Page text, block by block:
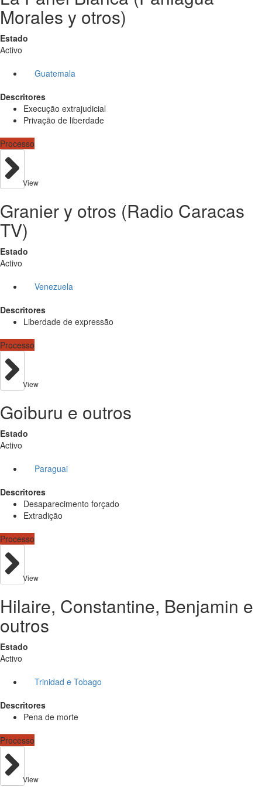
Morales y otros)
Estado
Activo
Guatemala
Descritores
Execução extrajudicial
Privação de liberdade
Processo
View
Granier y otros (Radio Caracas
TV)
Estado
Activo
Venezuela
Descritores
Liberdade de expressão
Processo
View
Goiburu e outros
Estado
Activo
Paraguai
Descritores
Desaparecimento forçado
Extradição
Processo
View
Hilaire, Constantine, Benjamin e
outros
Estado
Activo
Trinidad e Tobago
Descritores
Pena de morte
Processo
View